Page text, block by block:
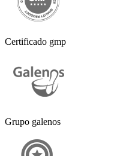
Certificado gmp
Grupo galenos